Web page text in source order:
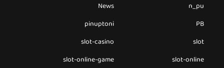
n_pu
News
PB
pinuptoni
slot
slot-casino
slot-online
slot-online-game